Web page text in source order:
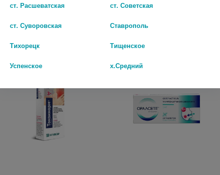
399
В КОРЗИНУ
ст. Расшеватская ст. Советская
ст. Суворовская Ставрополь
Тихорецк Тищенское
Успенское х.Средний